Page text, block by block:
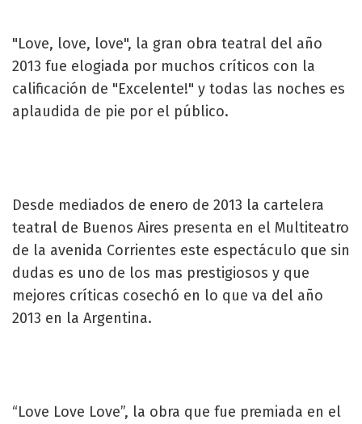
"Love, love, love", la gran obra teatral del año
2013 fue elogiada por muchos críticos con la
calificación de "Excelente!" y todas las noches es
aplaudida de pie por el público.
Desde mediados de enero de 2013 la cartelera
teatral de Buenos Aires presenta en el Multiteatro
de la avenida Corrientes este espectáculo que sin
dudas es uno de los mas prestigiosos y que
mejores críticas cosechó en lo que va del año
2013 en la Argentina.
“Love Love Love”, la obra que fue premiada en el